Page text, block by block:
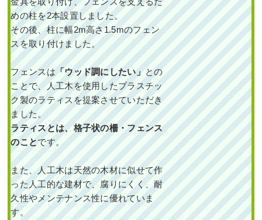
めの柱を2本設置しました。
その後、柱に幅2m高さ1.5mのフェン
スを取り付けました。
フェンスは 「ウッド調にしたい」 との
ことで、人工木を使用したプラスチッ
ク製のラティスを提案させていただき
ました。
ラティスとは、格子状の柵・フェンス
のことです。
また、人工木は天然の木材に似せて作
った人工的な建材で、腐りにくく、耐
久性やメンテナンス性に優れていま
す。